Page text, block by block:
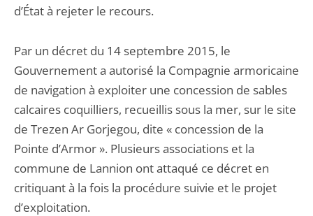
d’État à rejeter le recours.
Par un décret du 14 septembre 2015, le
Gouvernement a autorisé la Compagnie armoricaine
de navigation à exploiter une concession de sables
calcaires coquilliers, recueillis sous la mer, sur le site
de Trezen Ar Gorjegou, dite « concession de la
Pointe d’Armor ». Plusieurs associations et la
commune de Lannion ont attaqué ce décret en
critiquant à la fois la procédure suivie et le projet
d’exploitation.